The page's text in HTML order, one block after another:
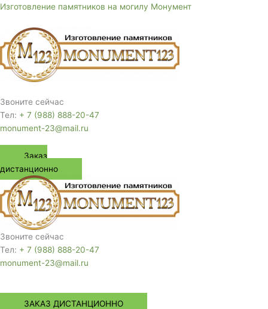
Перейти
содержимому
Изготовление памятников на могилу Монумент
Звоните сейчас
Тел: + 7 (988) 888-20-47
monument-23@mail.ru
Заказ
дистанционно
Звоните сейчас
Тел: + 7 (988) 888-20-47
monument-23@mail.ru
Меню
ЗАКАЗ ДИСТАНЦИОННО